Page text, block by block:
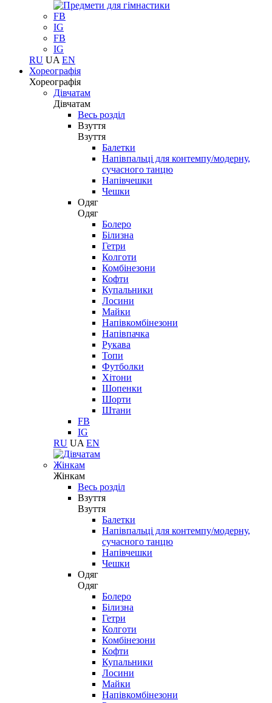
FB
IG
FB
IG
RU UA EN
Хореографія
Хореографія
Дівчатам
Дівчатам
Весь розділ
Взуття
Взуття
Балетки
Напівпальці для контемпу/модерну,
сучасного танцю
Напівчешки
Чешки
Одяг
Одяг
Болеро
Білизна
Гетри
Колготи
Комбінезони
Кофти
Купальники
Лосини
Майки
Напівкомбінезони
Напівпачка
Рукава
Топи
Футболки
Хітони
Шопенки
Шорти
Штани
FB
IG
RU UA EN
Жінкам
Жінкам
Весь розділ
Взуття
Взуття
Балетки
Напівпальці для контемпу/модерну,
сучасного танцю
Напівчешки
Чешки
Одяг
Одяг
Болеро
Білизна
Гетри
Колготи
Комбінезони
Кофти
Купальники
Лосини
Майки
Напівкомбінезони